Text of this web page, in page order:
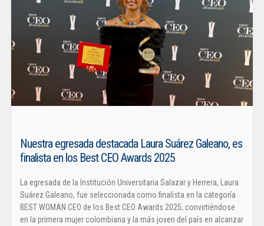
Nuestra egresada destacada Laura Suárez Galeano, es
finalista en los Best CEO Awards 2025
La egresada de la Institución Universitaria Salazar y Herrera, Laura
Suárez Galeano, fue seleccionada como finalista en la categoría
BEST WOMAN CEO de los Best CEO Awards 2025, convirtiéndose
en la primera mujer colombiana y la más joven del país en alcanzar